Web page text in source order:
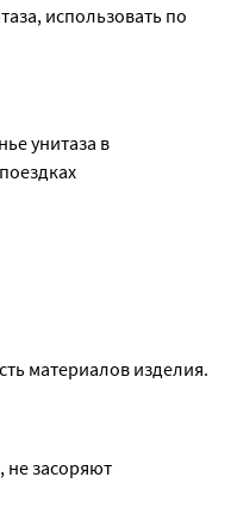
использовать по
унитаза в
материалов изделия.
не засоряют